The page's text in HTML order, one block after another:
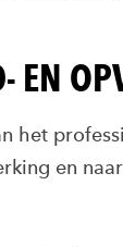
EN
het
en